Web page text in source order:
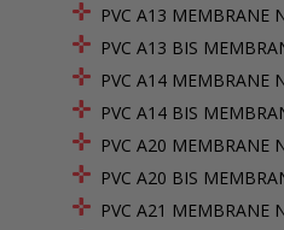
PVC A13 MEMBRANE
PVC A13 BIS
PVC A14 MEMBRANE
PVC A14 BIS
PVC A20 MEMBRANE
PVC A20 BIS
PVC A21 MEMBRANE